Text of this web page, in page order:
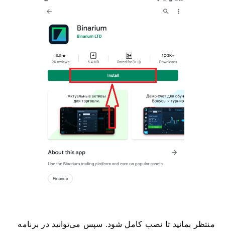
منتظر بمانید تا نصب کامل شود. سپس می‌توانید در برنامه